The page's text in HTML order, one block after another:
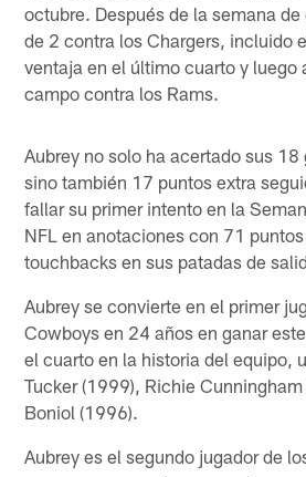
octubre. Después de la semana
de 2 contra los Chargers, incluido
ventaja en el último cuarto y luego
campo contra los Rams.
Aubrey no solo ha acertado sus 18
sino también 17 puntos extra
fallar su primer intento en la
NFL en anotaciones con 71
touchbacks en sus patadas de
Aubrey se convierte en el primer
Cowboys en 24 años en ganar
el cuarto en la historia del equipo,
Tucker (1999), Richie
Boniol (1996).
Aubrey es el segundo jugador de